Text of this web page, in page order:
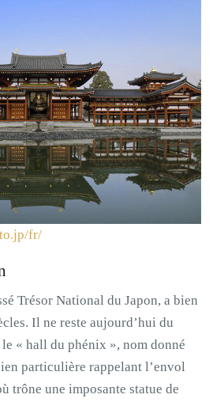
fr/
Trésor National du Japon, a bien
Il ne reste aujourd’hui du
« hall du phénix », nom donné
particulière rappelant l’envol
trône une imposante statue de